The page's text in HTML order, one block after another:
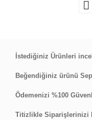
İstediğiniz Ürünleri
Beğendiğiniz ürünü
Ödemenizi %100
Titizlikle Siparişlerinizi